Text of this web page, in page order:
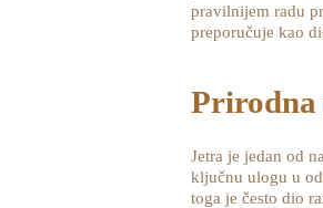
pravilnijem radu
preporučuje kao
Jetra je jedan od
ključnu ulogu u
toga je često dio